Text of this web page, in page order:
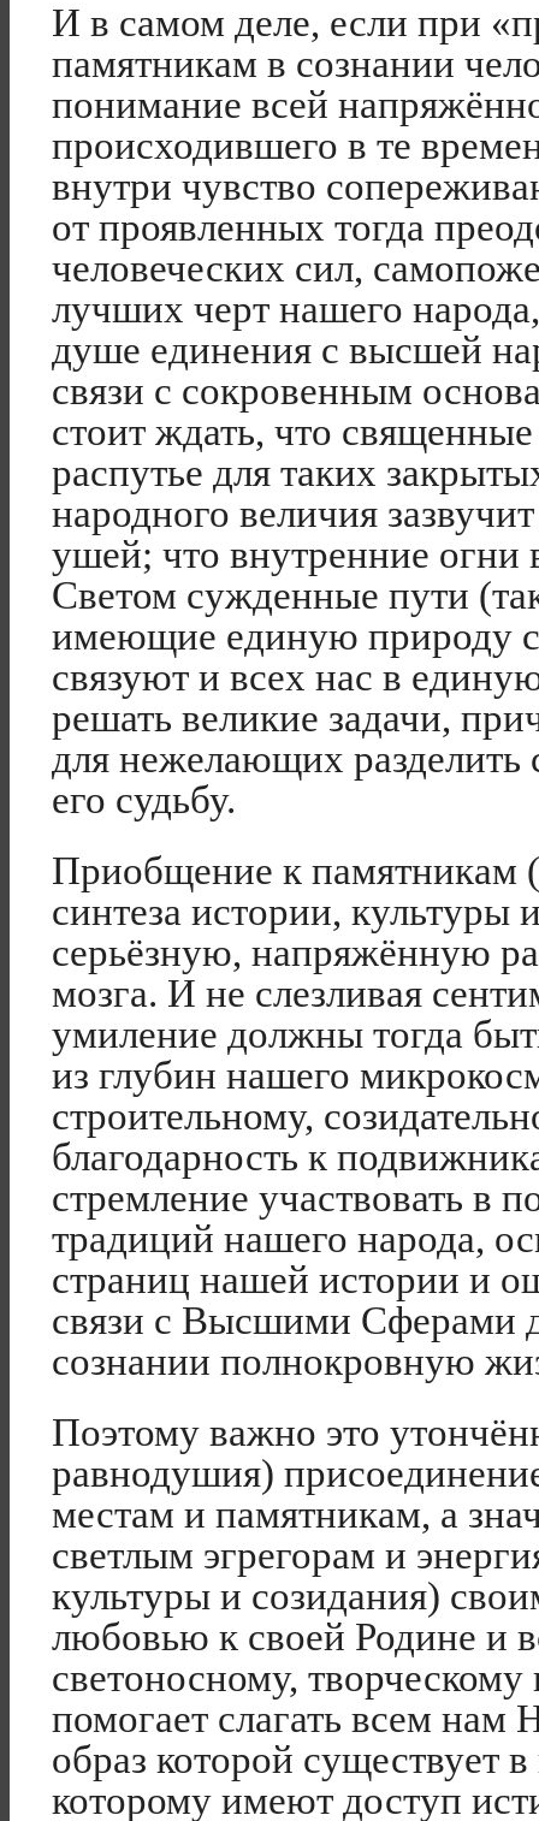
И в самом деле, если при
памятникам в сознании
понимание всей
происходившего в те
внутри чувство
от проявленных тогда
человеческих сил,
лучших черт нашего
душе единения с высшей
связи с сокровенным
стоит ждать, что
распутье для таких
народного величия
ушей; что внутренние огни
Светом сужденные пути
имеющие единую природу с
связуют и всех нас в
решать великие задачи,
для нежелающих
его судьбу.
Приобщение к памятникам
синтеза истории, культуры
серьёзную, напряжённую
мозга. И не слезливая
умиление должны тогда
из глубин нашего
строительному,
благодарность к
стремление участвовать в
традиций нашего народа,
страниц нашей истории и
связи с Высшими Сферами
сознании полнокровную
Поэтому важно это
равнодушия)
местам и памятникам, а
светлым эгрегорам и
культуры и созидания)
любовью к своей Родине и
светоносному,
помогает слагать всем
образ которой существует
которому имеют доступ